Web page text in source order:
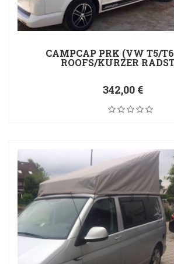
CAMPCAP PRK (VW T5/
ROOFS/KURZER
342,00 €